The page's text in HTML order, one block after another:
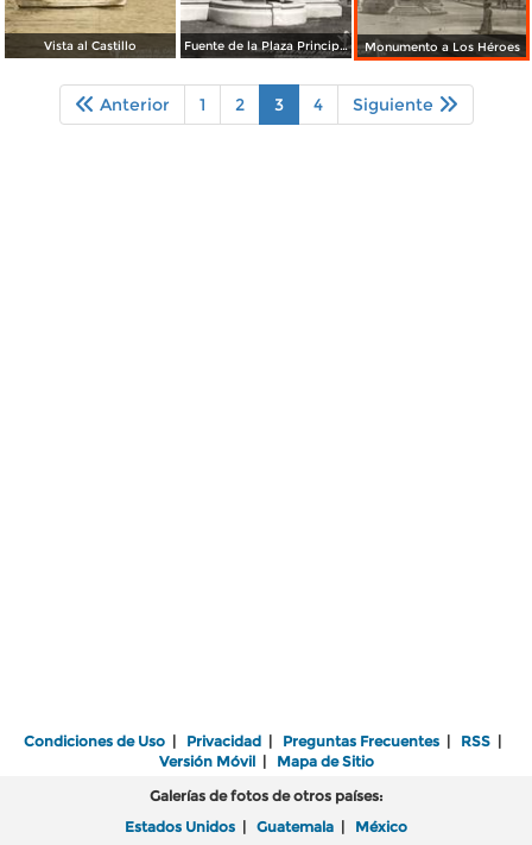
Vista al Castillo Fuente de la Plaza Principal Monumento a Los Héroes
Anterior 1 2 3 4 Siguiente
Condiciones de Uso | Privacidad | Preguntas Frecuentes | RSS |
Versión Móvil| Mapa de Sitio
Galerías de fotos de otros países:
Estados Unidos | Guatemala | México